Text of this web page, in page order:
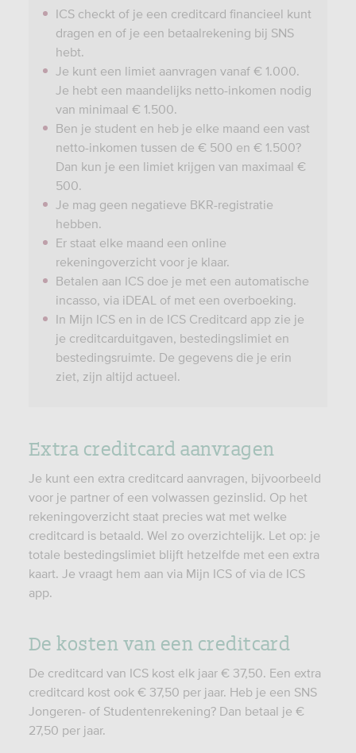
ICS checkt of je een creditcard financieel kunt
dragen en of je een betaalrekening bij SNS
hebt.
Je kunt een limiet aanvragen vanaf € 1.000.
Je hebt een maandelijks netto-inkomen nodig
van minimaal € 1.500.
Ben je student en heb je elke maand een vast
netto-inkomen tussen de € 500 en € 1.500?
Dan kun je een limiet krijgen van maximaal €
500.
Je mag geen negatieve BKR-registratie
hebben.
Er staat elke maand een online
rekeningoverzicht voor je klaar.
Betalen aan ICS doe je met een automatische
incasso, via iDEAL of met een overboeking.
In Mijn ICS en in de ICS Creditcard app zie je
je creditcarduitgaven, bestedingslimiet en
bestedingsruimte. De gegevens die je erin
ziet, zijn altijd actueel.
Extra creditcard aanvragen
Je kunt een extra creditcard aanvragen, bijvoorbeeld
voor je partner of een volwassen gezinslid. Op het
rekeningoverzicht staat precies wat met welke
creditcard is betaald. Wel zo overzichtelijk. Let op: je
totale bestedingslimiet blijft hetzelfde met een extra
kaart. Je vraagt hem aan via Mijn ICS of via de ICS
app.
De kosten van een creditcard
De creditcard van ICS kost elk jaar € 37,50. Een extra
creditcard kost ook € 37,50 per jaar. Heb je een SNS
Jongeren- of Studentenrekening? Dan betaal je €
27,50 per jaar.